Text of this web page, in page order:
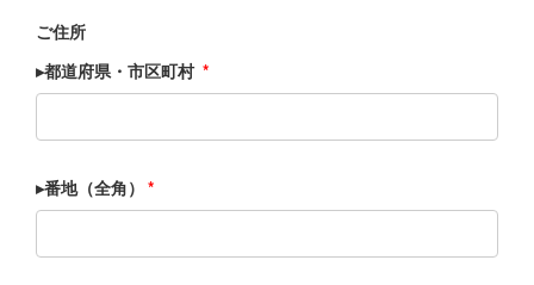
ご住所
▸都道府県・市区町村 *
▸番地（全角） *